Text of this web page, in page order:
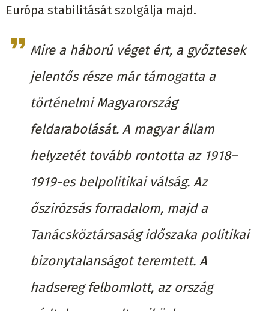
Európa stabilitását szolgálja majd.
Mire a háború véget ért, a győztesek
jelentős része már támogatta a
történelmi Magyarország
feldarabolását. A magyar állam
helyzetét tovább rontotta az 1918–
1919-es belpolitikai válság. Az
őszirózsás forradalom, majd a
Tanácsköztársaság időszaka politikai
bizonytalanságot teremtett. A
hadsereg felbomlott, az ország